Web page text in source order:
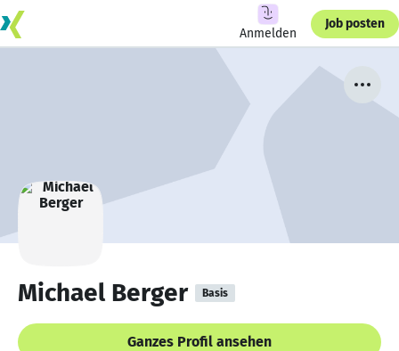
Anmelden
Job posten
Michael Berger Basis
Ganzes Profil ansehen